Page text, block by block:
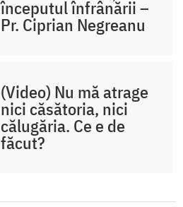
începutul înfrânării –
Pr. Ciprian Negreanu
(Video) Nu mă atrage
nici căsătoria, nici
călugăria. Ce e de
făcut?